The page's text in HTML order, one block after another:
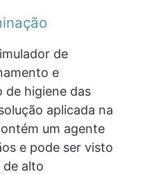
de
e
de higiene das
aplicada na
um agente
e pode ser visto
de alto